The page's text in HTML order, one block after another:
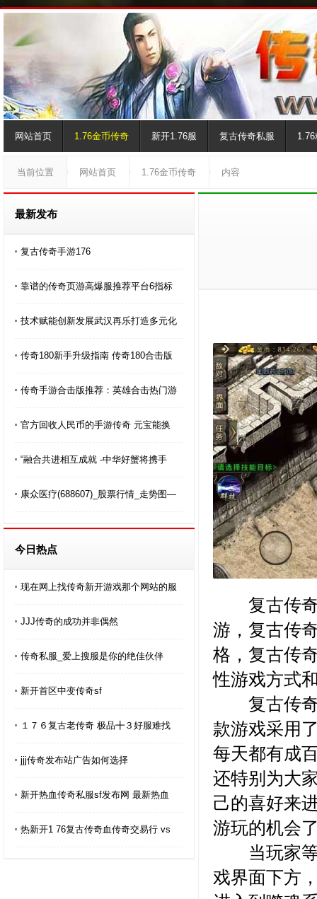
网站首页 1.76金币传奇 新开1.76服 复古传奇私服
当前位置 网站首页 1.76金币传奇 内容
最新发布
复古传奇手游176
靠谱的传奇页游高爆服推荐平台6指标
技术赋能创新发展武汉再乐打造多元化
传奇180新手升级指南 传奇180合击版
传奇手游合击版推荐：英雄合击热门游
官方回收人民币的手游传奇 元宝能换
“融合共进相互成就 -中华好蟹将携手
康众医疗(688607)_股票行情_走势图—
今日热点
现在网上找传奇新开游戏那个网站的服
JJJ传奇的成功并非偶然
传奇私服_爱上搜服是你的绝佳伙伴
新开首区中变传奇sf
１７６复古老传奇 极品╋３好服难找
jjj传奇发布站广告如何选择
新开热血传奇私服sf发布网 最新热血
热新开1 76复古传奇血传奇交易行 vs
复古传奇
游，复古传
格，复古传
性游戏方式
复古传奇
款游戏采用
每天都有成
还特别为大
己的喜好来
游玩的机会
当玩家等
戏界面下方